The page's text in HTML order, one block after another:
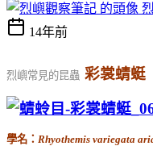
14年前
烈嶼常見的昆蟲 彩裳蜻蜓
學名： Rhyothemis variegata